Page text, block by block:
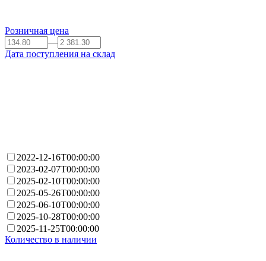
Розничная цена
—
Дата поступления на склад
2022-12-16T00:00:00
2023-02-07T00:00:00
2025-02-10T00:00:00
2025-05-26T00:00:00
2025-06-10T00:00:00
2025-10-28T00:00:00
2025-11-25T00:00:00
Количество в наличии